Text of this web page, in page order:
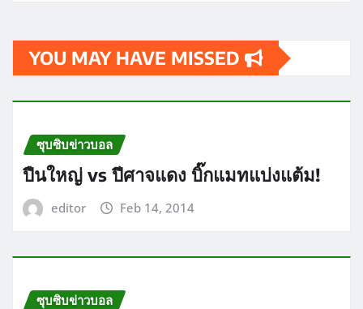
YOU MAY HAVE MISSED
ซุบซิบข่าวบอล
ปืนใหญ่ vs ปีศาจแดง บิ๊กแมทแบ่งแต้ม!
editor Feb 14, 2014
ซุบซิบข่าวบอล